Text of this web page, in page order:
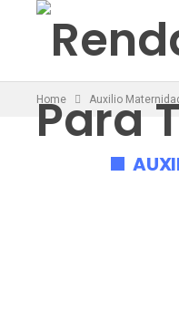
Home Auxilio